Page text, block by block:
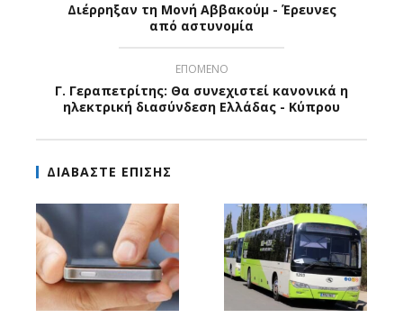
Διέρρηξαν τη Μονή Αββακούμ - Έρευνες
από αστυνομία
ΕΠΟΜΕΝΟ
Γ. Γεραπετρίτης: Θα συνεχιστεί κανονικά η
ηλεκτρική διασύνδεση Ελλάδας - Κύπρου
ΔΙΑΒΑΣΤΕ ΕΠΙΣΗΣ